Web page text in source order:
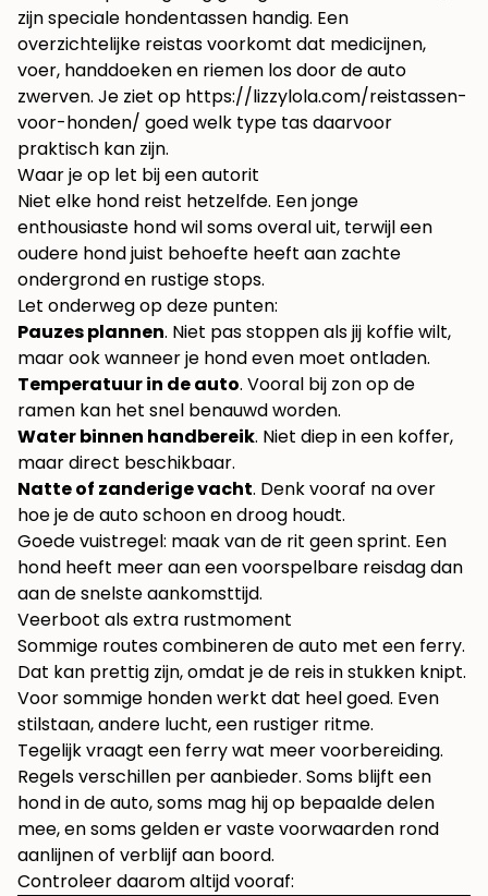
zijn speciale hondentassen handig. Een
overzichtelijke reistas voorkomt dat medicijnen,
voer, handdoeken en riemen los door de auto
zwerven. Je ziet op https://lizzylola.com/reistassen-
voor-honden/ goed welk type tas daarvoor
praktisch kan zijn.
Waar je op let bij een autorit
Niet elke hond reist hetzelfde. Een jonge
enthousiaste hond wil soms overal uit, terwijl een
oudere hond juist behoefte heeft aan zachte
ondergrond en rustige stops.
Let onderweg op deze punten:
Pauzes plannen. Niet pas stoppen als jij koffie wilt,
maar ook wanneer je hond even moet ontladen.
Temperatuur in de auto. Vooral bij zon op de
ramen kan het snel benauwd worden.
Water binnen handbereik. Niet diep in een koffer,
maar direct beschikbaar.
Natte of zanderige vacht. Denk vooraf na over
hoe je de auto schoon en droog houdt.
Goede vuistregel: maak van de rit geen sprint. Een
hond heeft meer aan een voorspelbare reisdag dan
aan de snelste aankomsttijd.
Veerboot als extra rustmoment
Sommige routes combineren de auto met een ferry.
Dat kan prettig zijn, omdat je de reis in stukken knipt.
Voor sommige honden werkt dat heel goed. Even
stilstaan, andere lucht, een rustiger ritme.
Tegelijk vraagt een ferry wat meer voorbereiding.
Regels verschillen per aanbieder. Soms blijft een
hond in de auto, soms mag hij op bepaalde delen
mee, en soms gelden er vaste voorwaarden rond
aanlijnen of verblijf aan boord.
Controleer daarom altijd vooraf: